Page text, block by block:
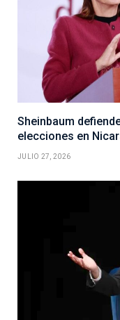
Sheinbaum
elecciones en
JULIO 27, 2026